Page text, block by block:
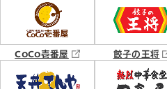
CoCo壱番屋 餃子の王将